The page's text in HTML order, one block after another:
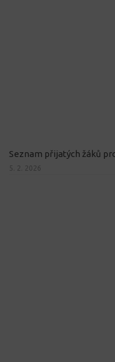
Seznam přijatých žáků
5. 2. 2026